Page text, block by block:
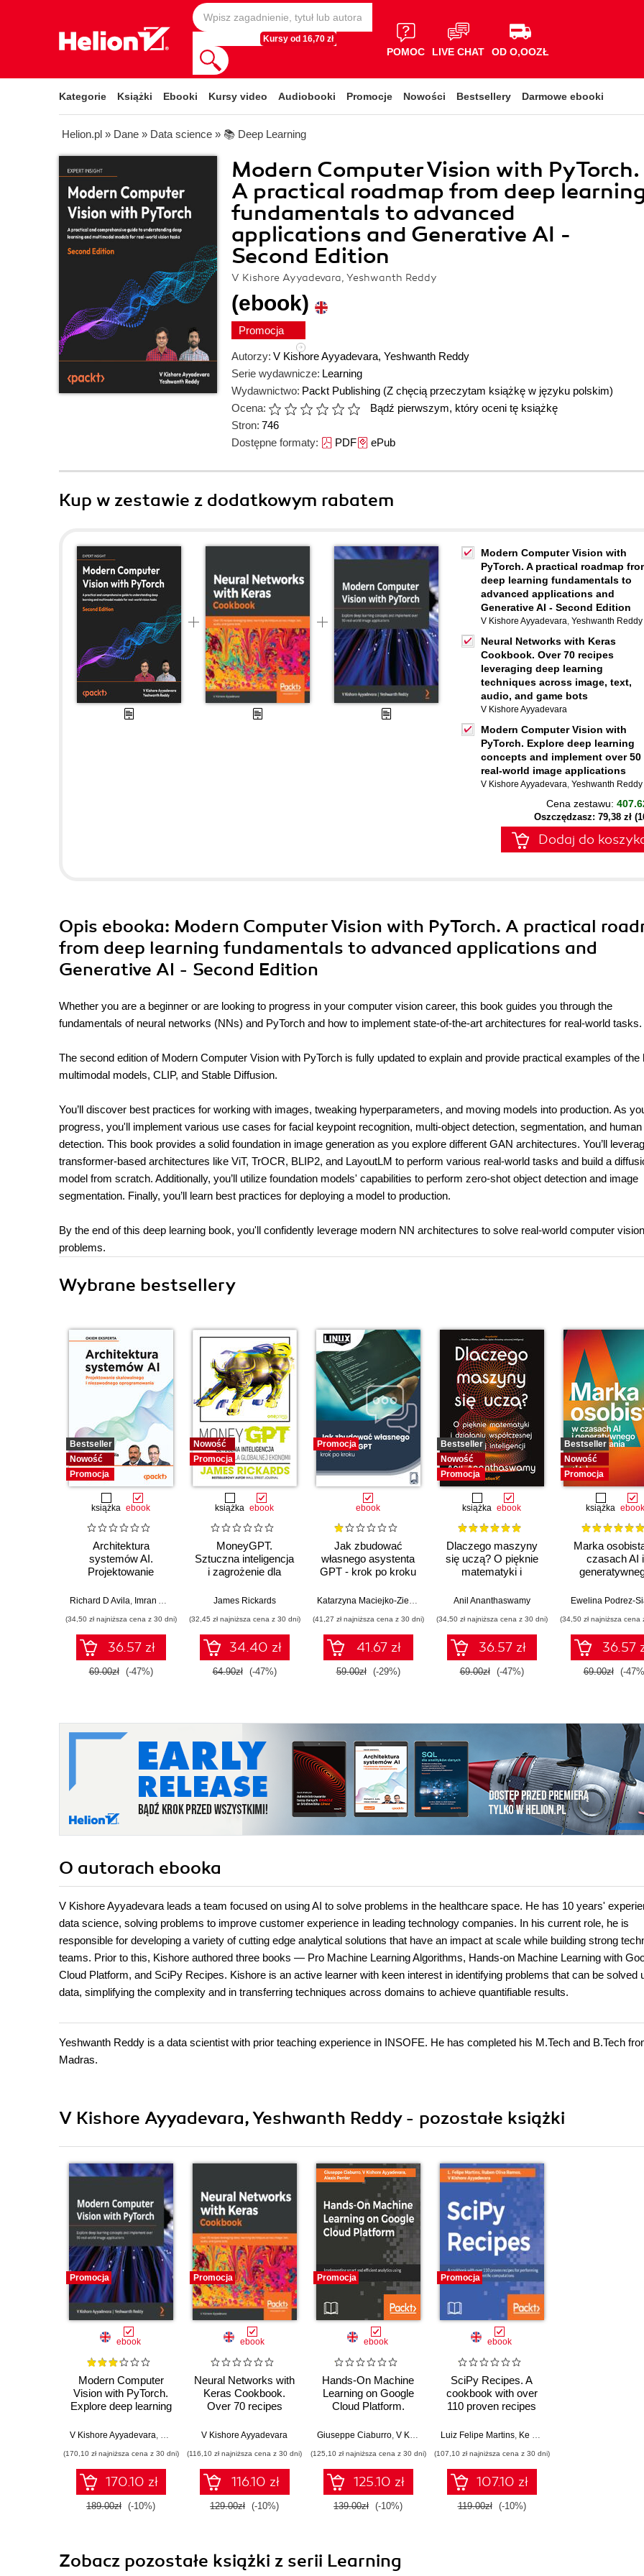
Kursy od 16,70 zł
POMOC LIVE CHAT OD O,OOZŁ
Kategorie Książki Ebooki Kursy video Audiobooki Promocje Nowości Bestsellery Darmowe ebooki
Helion.pl » Dane » Data science » 📚 Deep Learning
Modern Computer Vision with PyTorch.
A practical roadmap from deep
fundamentals to advanced
applications and Generative AI -
Second Edition
V Kishore Ayyadevara, Yeshwanth Reddy
(ebook)
Promocja
Autorzy: V Kishore Ayyadevara, Yeshwanth Reddy
Serie wydawnicze: Learning
Wydawnictwo: Packt Publishing (Z chęcią przeczytam książkę w języku polskim)
Ocena:
Bądź pierwszym, który oceni tę książkę
Stron: 746
Dostępne formaty: PDFePub
Kup w zestawie z dodatkowym rabatem
Modern Computer Vision with
PyTorch. A practical roadmap
deep learning fundamentals to
advanced applications and
Generative AI - Second Edition
V Kishore Ayyadevara, Yeshwanth Reddy
Neural Networks with Keras
Cookbook. Over 70 recipes
leveraging deep learning
techniques across image, text,
audio, and game bots
V Kishore Ayyadevara
Modern Computer Vision with
PyTorch. Explore deep learning
concepts and implement over 50
real-world image applications
V Kishore Ayyadevara, Yeshwanth Reddy
Cena zestawu:
Oszczędzasz: 79,38 zł
Dodaj do
Opis ebooka: Modern Computer Vision with PyTorch. A practical
from deep learning fundamentals to advanced applications and
Generative AI - Second Edition
Whether you are a beginner or are looking to progress in your computer vision career, this book guides you through the
fundamentals of neural networks (NNs) and PyTorch and how to implement state-of-the-art architectures for real-world tasks.
The second edition of Modern Computer Vision with PyTorch is fully updated to explain and provide practical examples of the
multimodal models, CLIP, and Stable Diffusion.
You’ll discover best practices for working with images, tweaking hyperparameters, and moving models into production. As
progress, you'll implement various use cases for facial keypoint recognition, multi-object detection, segmentation, and
detection. This book provides a solid foundation in image generation as you explore different GAN architectures. You’ll
transformer-based architectures like ViT, TrOCR, BLIP2, and LayoutLM to perform various real-world tasks and build a
model from scratch. Additionally, you’ll utilize foundation models' capabilities to perform zero-shot object detection and image
segmentation. Finally, you’ll learn best practices for deploying a model to production.
By the end of this deep learning book, you'll confidently leverage modern NN architectures to solve real-world computer vision
problems.
Wybrane bestsellery
Bestseller
Nowość
Promocja
książka ebook
Architektura
systemów AI.
Projektowanie
niezawodnego
Richard D Avila, Imran Ahmad
(34,50 zł najniższa cena z 30 dni)
36.57 zł
69.00zł (-47%)
Nowość
Promocja
książka ebook
MoneyGPT.
Sztuczna inteligencja
i zagrożenie dla
James Rickards
(32,45 zł najniższa cena z 30 dni)
34.40 zł
64.90zł (-47%)
Promocja
ebook
Jak zbudować
własnego asystenta
GPT - krok po kroku
Katarzyna Maciejko-Zielińska
(41,27 zł najniższa cena z 30 dni)
41.67 zł
59.00zł (-29%)
Bestseller
Nowość
Promocja
książka ebook
Dlaczego maszyny
się uczą? O pięknie
matematyki i
współczesnej
Anil Ananthaswamy
(34,50 zł najniższa cena z 30 dni)
36.57 zł
69.00zł (-47%)
Bestseller
Nowość
Promocja
książka ebook
Marka
czasach AI i
Ewelina Podrez-
(34,50 zł najniższa cena
36.57
69.00zł (-
O autorach ebooka
V Kishore Ayyadevara leads a team focused on using AI to solve problems in the healthcare space. He has 10 years'
data science, solving problems to improve customer experience in leading technology companies. In his current role, he is
responsible for developing a variety of cutting edge analytical solutions that have an impact at scale while building strong
teams. Prior to this, Kishore authored three books — Pro Machine Learning Algorithms, Hands-on Machine Learning with
Cloud Platform, and SciPy Recipes. Kishore is an active learner with keen interest in identifying problems that can be solved
data, simplifying the complexity and in transferring techniques across domains to achieve quantifiable results.
Yeshwanth Reddy is a data scientist with prior teaching experience in INSOFE. He has completed his M.Tech and B.Tech
Madras.
V Kishore Ayyadevara, Yeshwanth Reddy - pozostałe książki
Promocja
ebook
Modern Computer
Vision with PyTorch.
Explore deep learning
implement over 50
applications
V Kishore Ayyadevara Yeshwanth Reddy
(170,10 zł najniższa cena z 30 dni)
170.10 zł
189.00zł (-10%)
Promocja
ebook
Neural Networks with
Keras Cookbook.
Over 70 recipes
learning techniques
audio, and game bots
V Kishore Ayyadevara
(116,10 zł najniższa cena z 30 dni)
116.10 zł
129.00zł (-10%)
Promocja
ebook
Hands-On Machine
Learning on Google
Cloud Platform.
and efficient analytics
Engine
Giuseppe Ciaburro V Kishore Ayyadevara , Alexis Perrier
(125,10 zł najniższa cena z 30 dni)
125.10 zł
139.00zł (-10%)
Promocja
ebook
SciPy Recipes. A
cookbook with over
110 proven recipes
mathematical and
computations
Luiz Felipe Martins Ke Wu
(107,10 zł najniższa cena z 30 dni)
107.10 zł
119.00zł (-10%)
Zobacz pozostałe książki z serii Learning